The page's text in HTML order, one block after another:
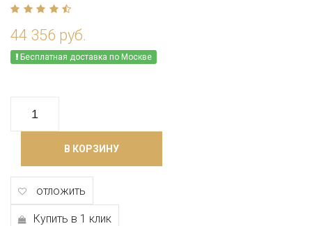
44 356 руб.
Бесплатная доставка по Москве
В КОРЗИНУ
отложить
Купить в 1 клик